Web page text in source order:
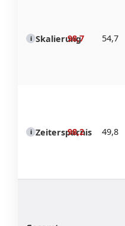
i Skalierung
98,7 54,7
i Zeitersparnis
98,2 49,8